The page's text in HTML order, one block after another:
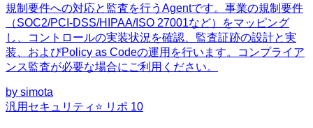
規制要件への対応と監査を行うAgentです。事業の規制要件
（SOC2/PCI-DSS/HIPAA/ISO 27001など）をマッピング
し、コントロールの実装状況を確認、監査証跡の設計と実
装、およびPolicy as Codeの運用を行います。コンプライア
ンス監査が必要な場合にご利用ください。
by simota
汎用 セキュリティ ⭐ リポ 10